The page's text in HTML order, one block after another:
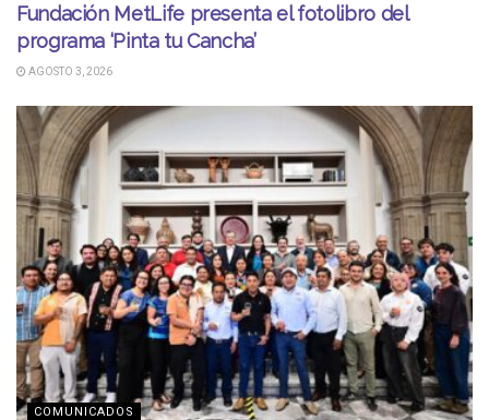
Fundación MetLife presenta el fotolibro del
programa ‘Pinta tu Cancha’
AGOSTO 3, 2026
COMUNICADOS